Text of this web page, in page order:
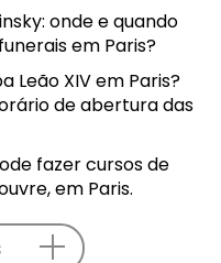
onde e quando
em Paris?
Leão XIV em Paris?
de abertura das
fazer cursos de
em Paris.